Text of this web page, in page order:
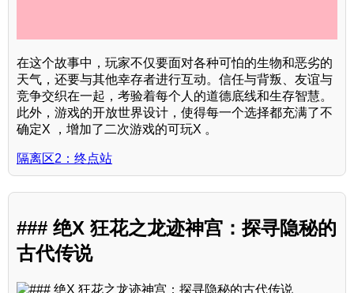
在这个故事中，玩家不仅要面对各种可怕的生物和恶劣的
天气，还要与其他幸存者进行互动。信任与背叛、友谊与
竞争交织在一起，考验着每个人的道德底线和生存智慧。
此外，游戏的开放世界设计，使得每一个选择都充满了不
确定X ，增加了二次游戏的可玩X 。
隔离区2：终点站
### 绝X 狂花之龙迹神宫：探寻隐秘的
古代传说